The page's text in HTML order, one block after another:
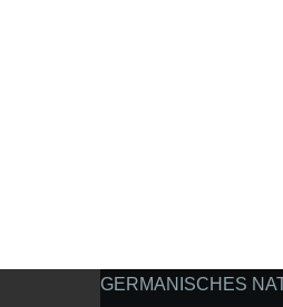
GERMANISCHES